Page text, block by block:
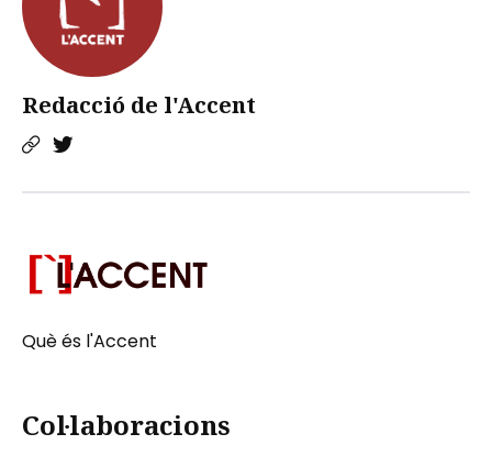
Redacció de l'Accent
Què és l'Accent
Col·laboracions